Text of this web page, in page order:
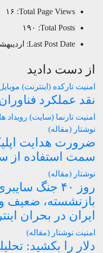
Total Page Views: ۱۶
Total Posts:
۱۹۰
Last Post Date:
اردیبهشت
از دست دادید
امنیت تارکده (اینترنت)
نقد عملکرد
امنیت تارنما (سایت) رویداد
نوشتار (مقاله)
ضرورت هدایت
سمت استفاده از
نوشتار (مقاله)
روز ۴۰ جنگ
بازنشسته، ضعیف
ایران در بحران
امنیت نوشتار (مقاله)
دلار را بکشید: